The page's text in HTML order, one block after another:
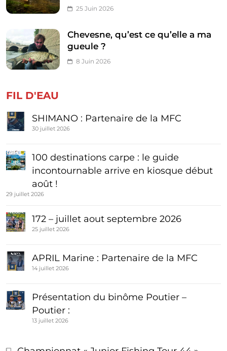
25 Juin 2026
Chevesne, qu’est ce qu’elle a ma
gueule ?
8 Juin 2026
FIL D'EAU
SHIMANO : Partenaire de la MFC
30 juillet 2026
100 destinations carpe : le guide
incontournable arrive en kiosque début
août !
29 juillet 2026
172 – juillet aout septembre 2026
25 juillet 2026
APRIL Marine : Partenaire de la MFC
14 juillet 2026
Présentation du binôme Poutier –
Poutier :
13 juillet 2026